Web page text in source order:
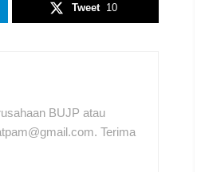
Tweet 10
BUJP atau
Terima